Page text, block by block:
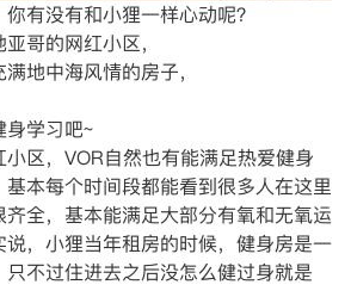
有没有和小狸一样心动呢？
哥的网红小区，
地中海风情的房子，
学习吧~
区，VOR自然也有能满足热爱健身
本每个时间段都能看到很多人在这里
全，基本能满足大部分有氧和无氧运
，小狸当年租房的时候，健身房是一
不过住进去之后没怎么健过身就是